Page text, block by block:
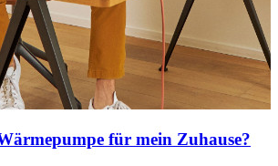
für mein Zuhause?